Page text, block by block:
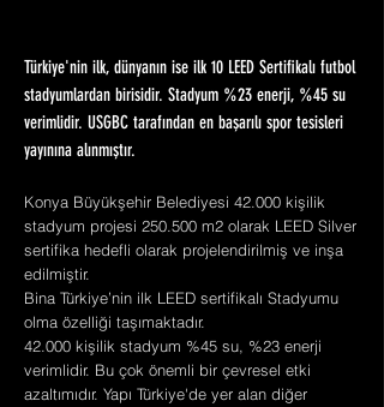
Türkiye'nin ilk, dünyanın ise ilk 10 LEED Sertifikalı futbol
stadyumlardan birisidir. Stadyum %23 enerji, %45 su
verimlidir. USGBC tarafından en başarılı spor tesisleri
yayınına alınmıştır.
Konya Büyükşehir Belediyesi 42.000 kişilik
stadyum projesi 250.500 m2 olarak LEED Silver
sertifika hedefli olarak projelendirilmiş ve inşa
edilmiştir.
Bina Türkiye’nin ilk LEED sertifikalı Stadyumu
olma özelliği taşımaktadır.
42.000 kişilik stadyum %45 su, %23 enerji
verimlidir. Bu çok önemli bir çevresel etki
azaltımıdır. Yapı Türkiye'de yer alan diğer